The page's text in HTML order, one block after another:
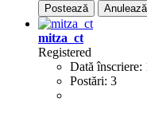
Postează Anulează
mitza_ct
Registered
Dată înscriere:
Postări: 3